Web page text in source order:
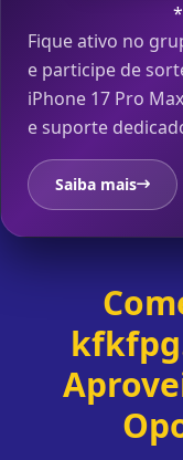
Fique ativo no
e participe de
iPhone 17 Pro
e suporte
Saiba mais